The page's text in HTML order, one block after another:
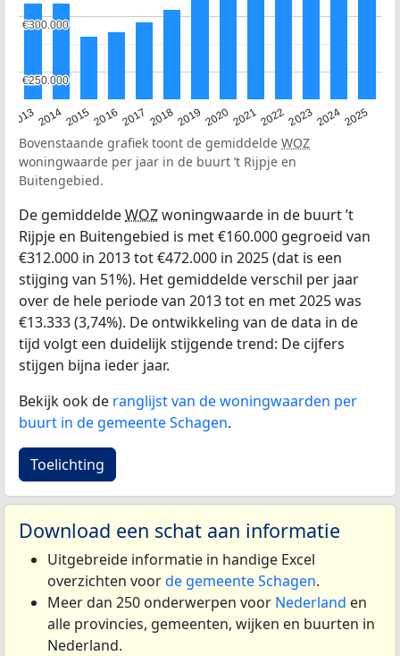
20132014201520162017 20182019 202020212022202320242025
€250.000
€250.000
€300.000
€300.000
Bovenstaande grafiek toont de gemiddelde WOZ
woningwaarde per jaar in de buurt ’t Rijpje en
Buitengebied.
De gemiddeldeWOZwoningwaarde in de buurt ’t
Rijpje en Buitengebied is met €160.000 gegroeid van
€312.000 in 2013 tot €472.000 in 2025 (dat is een
stijging van 51%). Het gemiddelde verschil per jaar
over de hele periode van 2013 tot en met 2025 was
€13.333 (3,74%). De ontwikkeling van de data in de
tijd volgt een duidelijk stijgende trend: De cijfers
stijgen bijna ieder jaar.
Bekijk ook de ranglijst van de woningwaarden per
buurt in de gemeente Schagen.
Toelichting
Download een schat aan informatie
Uitgebreide informatie in handige Excel
overzichten voorde gemeente Schagen.
Meer dan 250 onderwerpen voor Nederland en
alle provincies, gemeenten, wijken en buurten in
Nederland.